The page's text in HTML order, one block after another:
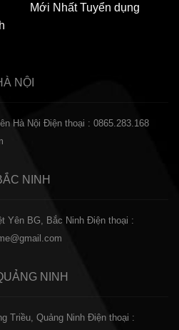
Mới Nhất Tuyển dụng
NỘI
Hà Nội Điện thoại : 0865.283.168
NINH
Yên BG, Bắc Ninh Điện thoại :
NINH
Triều, Quảng Ninh Điện thoại :